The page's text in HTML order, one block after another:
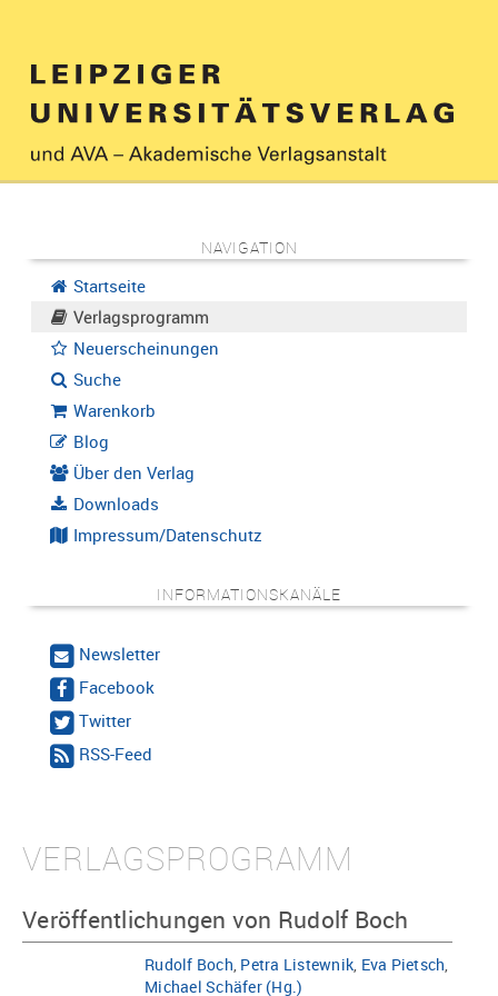
NAVIGATION
Startseite
Verlagsprogramm
Neuerscheinungen
Suche
Warenkorb
Blog
Über den Verlag
Downloads
Impressum/Datenschutz
INFORMATIONSKANÄLE
Newsletter
Facebook
Twitter
RSS-Feed
VERLAGSPROGRAMM
Veröffentlichungen von Rudolf Boch
Rudolf Boch, Petra Listewnik, Eva Pietsch,
Michael Schäfer (Hg.)